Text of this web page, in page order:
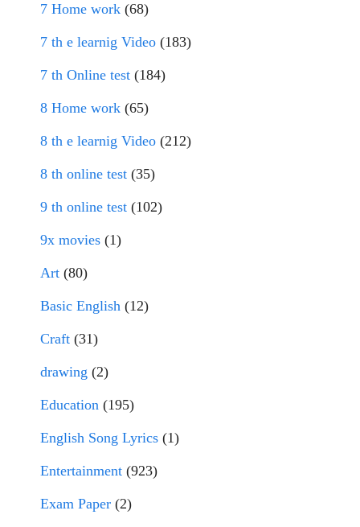
7 Home work (68)
7 th e learnig Video (183)
7 th Online test (184)
8 Home work (65)
8 th e learnig Video (212)
8 th online test (35)
9 th online test (102)
9x movies (1)
Art (80)
Basic English (12)
Craft (31)
drawing (2)
Education (195)
English Song Lyrics (1)
Entertainment (923)
Exam Paper (2)